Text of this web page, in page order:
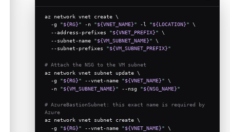
az network vnet create \
  -g
"${RG}" -n "${VNET_NAME}" -l "${LOCATION}" \
  --address-prefixes
"${VNET_PREFIX}" \
  --subnet-name
"${VM_SUBNET_NAME}" \
  --subnet-prefixes
"${VM_SUBNET_PREFIX}"
# Attach the NSG to the VM subnet
az network vnet subnet update \
  -g
"${RG}" --vnet-name "${VNET_NAME}" \
  -n
"${VM_SUBNET_NAME}" --nsg "${NSG_NAME}"
# AzureBastionSubnet: this exact name is required by
Azure
az network vnet subnet create \
  -g
"${RG}" --vnet-name "${VNET_NAME}" \